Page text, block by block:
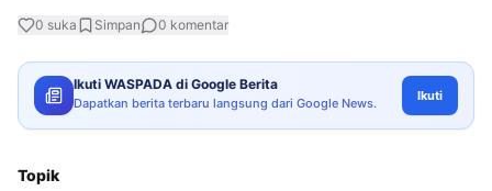
0 suka Simpan 0 komentar
Ikuti WASPADA di Google Berita
Dapatkan berita terbaru langsung dari Google News. Ikuti
Topik